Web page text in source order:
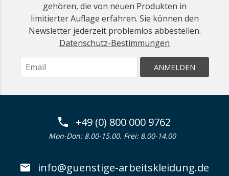
gehören, die von neuen Produkten in
limitierter Auflage erfahren. Sie können den
Newsletter jederzeit problemlos abbestellen.
Datenschutz-Bestimmungen
ANMELDEN
+49 (0) 800 000 9762
Mon-Don: 8.00-15.00. Frei: 8.00-14.00
info@guenstige-arbeitskleidung.de